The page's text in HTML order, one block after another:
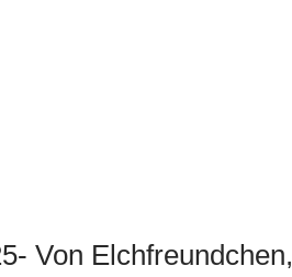
Von Elchfreundchen,